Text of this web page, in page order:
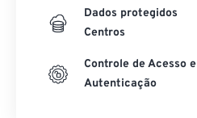
Dados protegidos
Centros
Controle de Acesso e
Autenticação